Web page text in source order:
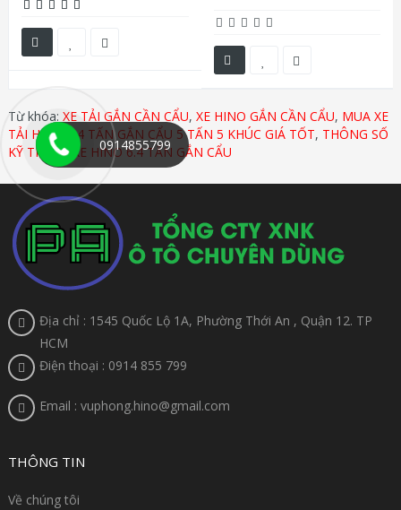
Từ khóa: XE TẢI GẮN CẦN CẨU, XE HINO GẮN CẦN CẨU, MUA XE
TẢI HINO 6.4 TẤN GẮN CẨU 5 TẤN 5 KHÚC GIÁ TỐT, THÔNG SỐ
KỸ THUẬT XE HINO 6.4 TẤN GẮN CẨU
Địa chỉ : 1545 Quốc Lộ 1A, Phường Thới An , Quận 12. TP
HCM
Điện thoại : 0914 855 799
Email : vuphong.hino@gmail.com
THÔNG TIN
Về chúng tôi
0914855799